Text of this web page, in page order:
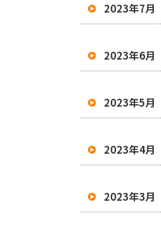
2023年7月
2023年6月
2023年5月
2023年4月
2023年3月